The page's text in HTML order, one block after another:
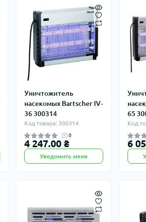
Уничтожитель
насекомых Bartscher IV-
36 300314
Код товара: 300314
0
4 247.00 ₴
Уведомить меня
65
Код
6